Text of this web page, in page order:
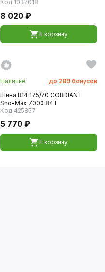
Код 1037018
8 020 ₽
В корзину
Наличие до 289 бонусов
Шина R14 175/70 CORDIANT
Sno-Max 7000 84T
Код 425857
5 770 ₽
В корзину